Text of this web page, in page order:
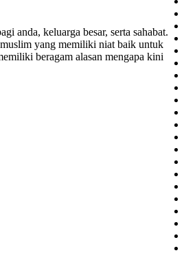
anda, keluarga besar, serta sahabat.
yang memiliki niat baik untuk
beragam alasan mengapa kini